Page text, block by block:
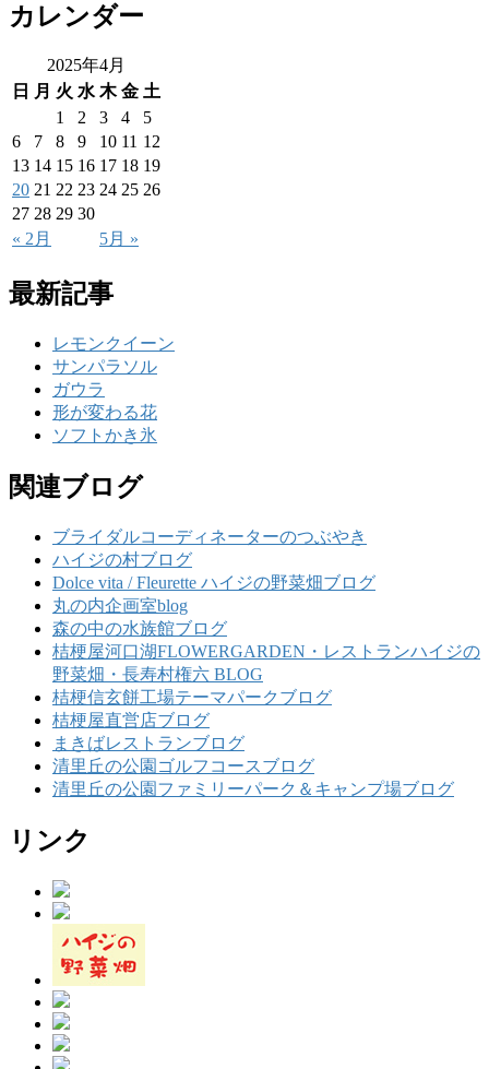
カレンダー
2025年4月
日 月 火 水 木 金 土
« 2月 5月 »
1 2 3 4
5
6
7 8 9 10 11 12
13 14 15 16 17 18 19
20 21 22 23 24 25 26
27 28 29 30
最新記事
レモンクイーン
サンパラソル
ガウラ
形が変わる花
ソフトかき氷
関連ブログ
ブライダルコーディネーターのつぶやき
ハイジの村ブログ
Dolce vita / Fleurette ハイジの野菜畑ブログ
丸の内企画室blog
森の中の水族館ブログ
桔梗屋河口湖FLOWERGARDEN・レストランハイジの
野菜畑・長寿村権六 BLOG
桔梗信玄餅工場テーマパークブログ
桔梗屋直営店ブログ
まきばレストランブログ
清里丘の公園ゴルフコースブログ
清里丘の公園ファミリーパーク＆キャンプ場ブログ
リンク